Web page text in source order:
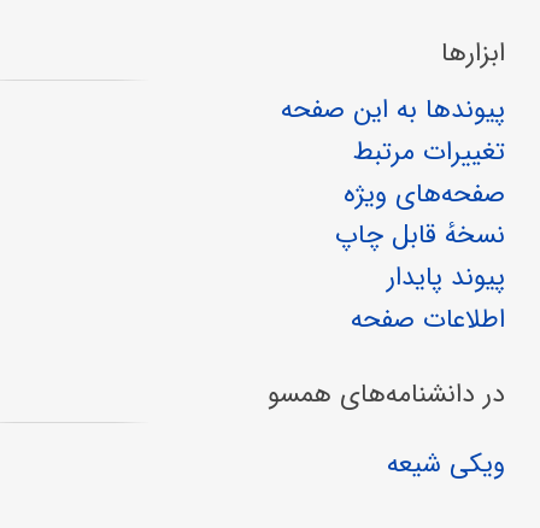
ابزارها
پیوندها به این صفحه
تغییرات مرتبط
صفحه‌های ویژه
نسخهٔ قابل چاپ
پیوند پایدار
اطلاعات صفحه
در دانشنامه‌های همسو
ویکی شیعه